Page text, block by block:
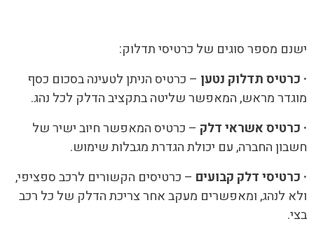
ישנם מספר סוגים של כרטיסי תדלוק:
· כרטיס תדלוק נטען – כרטיס הניתן לטעינה בסכום כסף
מוגדר מראש, המאפשר שליטה בתקציב הדלק לכל נהג.
· כרטיס אשראי דלק – כרטיס המאפשר חיוב ישיר של
חשבון החברה, עם יכולת הגדרת מגבלות שימוש.
· כרטיסי דלק קבועים – כרטיסים הקשורים לרכב ספציפי,
ולא לנהג, ומאפשרים מעקב אחר צריכת הדלק של כל רכב
בצי.